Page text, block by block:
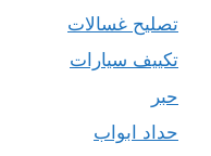
تصليح غسالات
تكييف سيارات
حبر
حداد ابواب